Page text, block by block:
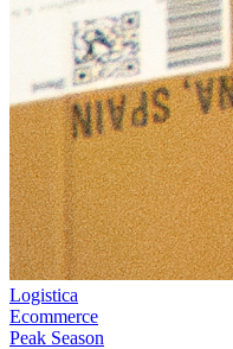
Logistica
Ecommerce
Peak Season